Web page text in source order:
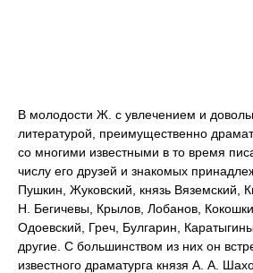
В молодости Ж. с увлечением и
литературой, преимущественно
со многими известными в то время
числу его друзей и знакомых
Пушкин, Жуковский, князь Вяземский,
Н. Бегичевы, Крылов, Лобанов,
Одоевский, Греч, Булгарин,
другие. С большинством из них он
известного драматурга князя А. А.